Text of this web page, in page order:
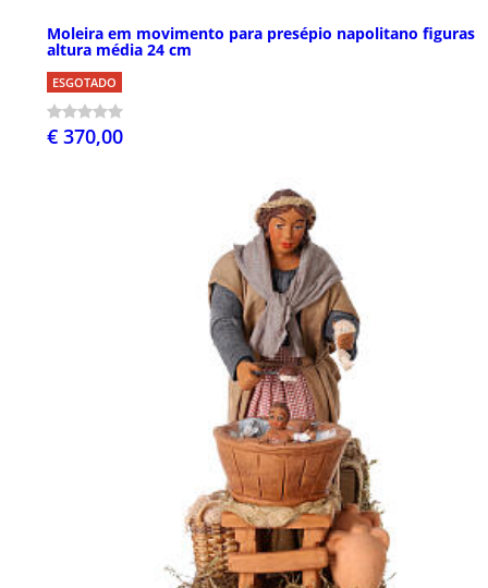
Moleira em movimento para presépio napolitano figuras
altura média 24 cm
ESGOTADO
€ 370,00